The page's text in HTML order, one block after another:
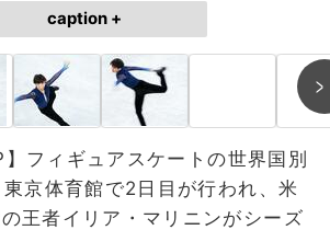
caption +
】フィギュアスケートの世界国別
京体育館で2日目が行われ、米
王者イリア・マリニンがシーズ